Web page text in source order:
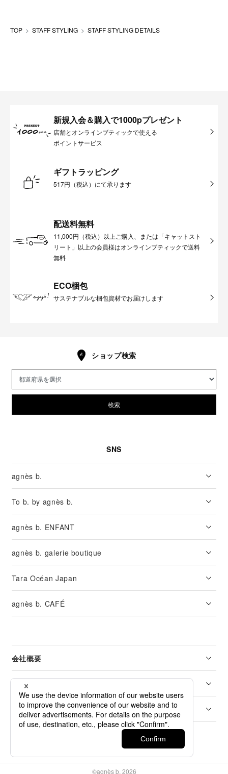
TOP STAFF STYLING STAFF STYLING DETAILS
新規入会＆購入で1000pプレゼント
店舗とオンラインブティックで使える
ポイントサービス
ギフトラッピング
517円（税込）にて承ります
配送料無料
11,000円（税込）以上ご購入、または「キャットスト
リート」以上の会員様はオンラインブティックで送料
無料
ECO梱包
サステナブルな梱包資材でお届けします
ショップ検索
検索
SNS
agnès b.
To b. by agnès b.
agnès b. ENFANT
agnès b. galerie boutique
Tara Océan Japan
agnès b. CAFÉ
会社概要
リーガル
カスタマーサービス
©agnès b. 2026